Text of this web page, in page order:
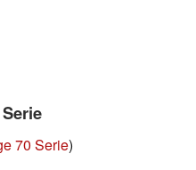
70 Serie)